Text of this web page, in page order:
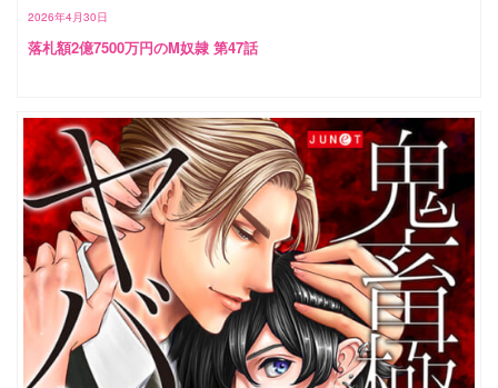
2026年4月30日
落札額2億7500万円のM奴隷 第47話